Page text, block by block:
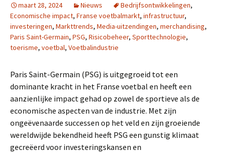
maart 28, 2024 Nieuws Bedrijfsontwikkelingen,
Economische impact, Franse voetbalmarkt, infrastructuur,
investeringen, Markttrends, Media-uitzendingen, merchandising,
Paris Saint-Germain, PSG, Risicobeheer, Sporttechnologie,
toerisme, voetbal, Voetbalindustrie
Paris Saint-Germain (PSG) is uitgegroeid tot een
dominante kracht in het Franse voetbal en heeft een
aanzienlijke impact gehad op zowel de sportieve als de
economische aspecten van de industrie. Met zijn
ongeëvenaarde successen op het veld en zijn groeiende
wereldwijde bekendheid heeft PSG een gunstig klimaat
gecreëerd voor investeringskansen en